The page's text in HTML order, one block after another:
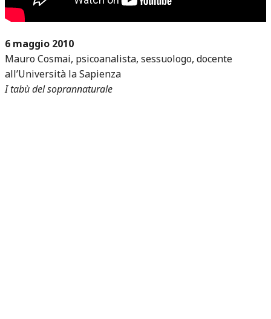
6 maggio 2010
Mauro Cosmai, psicoanalista, sessuologo, docente
all’Università la Sapienza
I tabù del soprannaturale